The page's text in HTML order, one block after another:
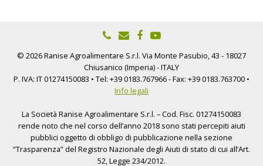
© 2026 Ranise Agroalimentare S.r.l. Via Monte Pasubio, 43 - 18027
Chiusanico (Imperia) - ITALY
P. IVA: IT 01274150083 • Tel: +39 0183.767966 - Fax: +39 0183.763700 •
Info legali
La Società Ranise Agroalimentare S.r.l. – Cod. Fisc. 01274150083
rende noto che nel corso dell’anno 2018 sono stati percepiti aiuti
pubblici oggetto di obbligo di pubblicazione nella sezione
“Trasparenza” del Registro Nazionale degli Aiuti di stato di cui all’Art.
52, Legge 234/2012.